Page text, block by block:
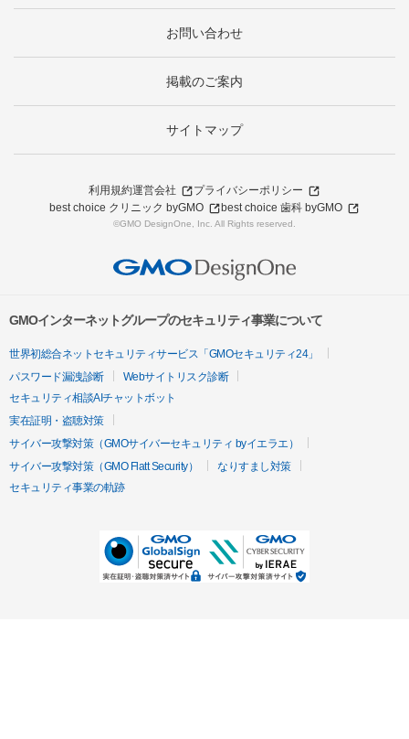
お問い合わせ
掲載のご案内
サイトマップ
利用規約運営会社
プライバシーポリシー
best choice クリニック byGMO
best choice 歯科 byGMO
©GMO DesignOne, Inc. All Rights reserved.
GMOインターネットグループのセキュリティ事業について
世界初総合ネットセキュリティサービス「GMOセキュリティ24」
パスワード漏洩診断
Webサイトリスク診断
セキュリティ相談AIチャットボット
実在証明・盗聴対策
サイバー攻撃対策（GMOサイバーセキュリティ byイエラエ）
サイバー攻撃対策（GMO Flatt Security）
なりすまし対策
セキュリティ事業の軌跡